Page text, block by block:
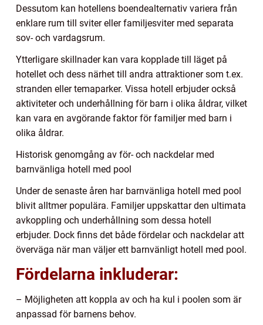
Dessutom kan hotellens boendealternativ variera från
enklare rum till sviter eller familjesviter med separata
sov- och vardagsrum.
Ytterligare skillnader kan vara kopplade till läget på
hotellet och dess närhet till andra attraktioner som t.ex.
stranden eller temaparker. Vissa hotell erbjuder också
aktiviteter och underhållning för barn i olika åldrar, vilket
kan vara en avgörande faktor för familjer med barn i
olika åldrar.
Historisk genomgång av för- och nackdelar med
barnvänliga hotell med pool
Under de senaste åren har barnvänliga hotell med pool
blivit alltmer populära. Familjer uppskattar den ultimata
avkoppling och underhållning som dessa hotell
erbjuder. Dock finns det både fördelar och nackdelar att
överväga när man väljer ett barnvänligt hotell med pool.
Fördelarna inkluderar:
– Möjligheten att koppla av och ha kul i poolen som är
anpassad för barnens behov.